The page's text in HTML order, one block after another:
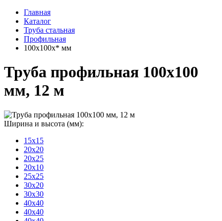
Главная
Каталог
Труба стальная
Профильная
100x100x* мм
Труба профильная 100x100
мм, 12 м
м
Ширина и высота (мм):
15x15
20x20
20x25
20x10
25x25
30x20
30x30
40x40
40x40